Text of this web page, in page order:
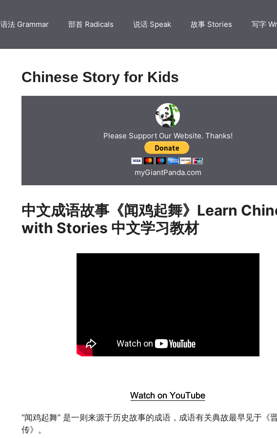
语法 Grammar 部首 Radicals 说话 Speak 故事 Stories 写字
Chinese Story for Kids
Please Support Our Website. Thanks!
myGiantPanda.com
中文成语故事《闻鸡起舞》Learn
with Stories 中文学习教材
“闻鸡起舞” 是一则来源于历史故事的成语，成语有关典故最早见于《
传》。